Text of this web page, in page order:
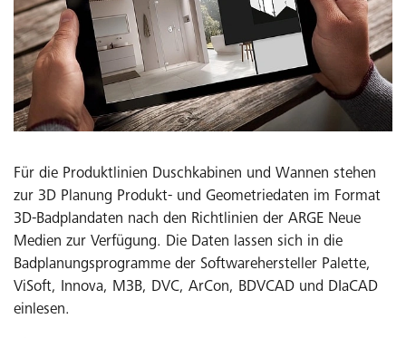
Für die Produktlinien Duschkabinen und Wannen stehen
zur 3D Planung Produkt- und Geometriedaten im Format
3D-Badplandaten nach den Richtlinien der ARGE Neue
Medien zur Verfügung. Die Daten lassen sich in die
Badplanungsprogramme der Softwarehersteller Palette,
ViSoft, Innova, M3B, DVC, ArCon, BDVCAD und DIaCAD
einlesen.